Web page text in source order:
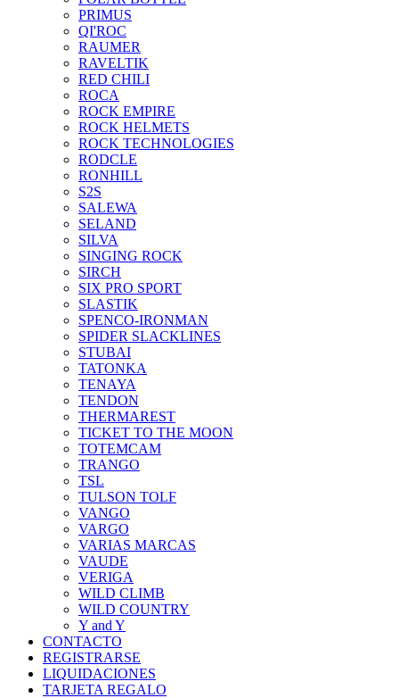
PRIMUS
QI'ROC
RAUMER
RAVELTIK
RED CHILI
ROCA
ROCK EMPIRE
ROCK HELMETS
ROCK TECHNOLOGIES
RODCLE
RONHILL
S2S
SALEWA
SELAND
SILVA
SINGING ROCK
SIRCH
SIX PRO SPORT
SLASTIK
SPENCO-IRONMAN
SPIDER SLACKLINES
STUBAI
TATONKA
TENAYA
TENDON
THERMAREST
TICKET TO THE MOON
TOTEMCAM
TRANGO
TSL
TULSON TOLF
VANGO
VARGO
VARIAS MARCAS
VAUDE
VERIGA
WILD CLIMB
WILD COUNTRY
Y and Y
CONTACTO
REGISTRARSE
LIQUIDACIONES
TARJETA REGALO